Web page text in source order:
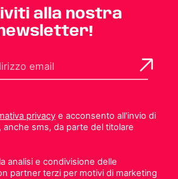
alla nostra
privacye acconsento all'invio di
anche sms, da parte del titolare
analisi e condivisione delle
partner terzi per motivi di marketing